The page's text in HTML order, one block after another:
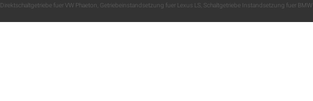
Direktschaltgetriebe fuer VW Phaeton Getriebeinstandsetzung fuer Lexus LS Schaltgetriebe Instandsetzung fuer BMW